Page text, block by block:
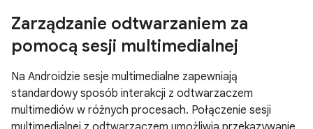
Zarządzanie odtwarzaniem za
pomocą sesji multimedialnej
Na Androidzie sesje multimedialne zapewniają
standardowy sposób interakcji z odtwarzaczem
multimediów w różnych procesach. Połączenie sesji